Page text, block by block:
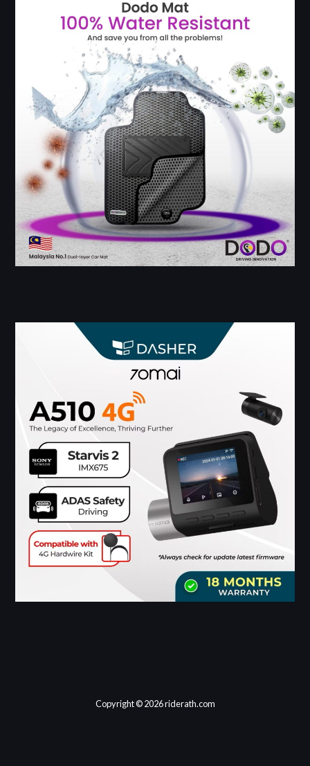
Copyright © 2026 riderath.com